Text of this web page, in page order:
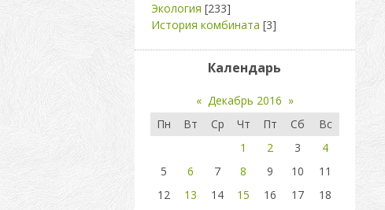
Экология [233]
История комбината [3]
Календарь
« Декабрь 2016 »
Пн
Вт Ср Чт Пт Сб
Вс
1
2 3
4
5
6 7 8 9 10
11
12
13 14 15 16 17
18